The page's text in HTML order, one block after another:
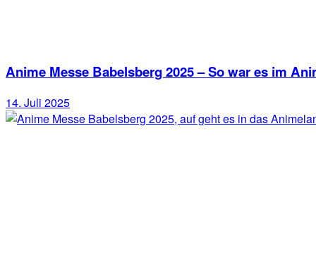
Anime Messe Babelsberg 2025 – So war es im
14. Juli 2025